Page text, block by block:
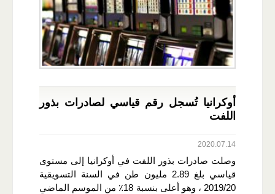
أوكرانيا تُسجل رقم قياسي لصادرات بذور
اللفت
2020.07.14
وصلت صادرات بذور اللفت في أوكرانيا إلى مستوى
قياسي بلغ 2.89 مليون طن في السنة التسويقية
2019/20 ، وهو أعلى بنسبة 18٪ من الموسم الماضي